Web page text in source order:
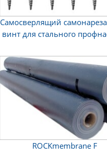
Самосверлящий
винт для стального
ROCKmembrane F